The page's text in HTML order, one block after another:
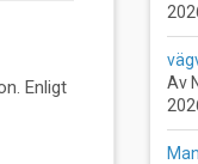
Enligt
Av